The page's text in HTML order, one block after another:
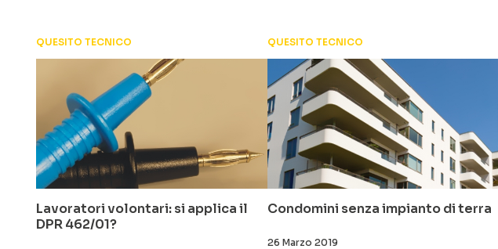
QUESITO TECNICO
Lavoratori volontari: si applica il
DPR 462/01?
QUESITO TECNICO
Condomini senza impianto di terra
26 Marzo 2019